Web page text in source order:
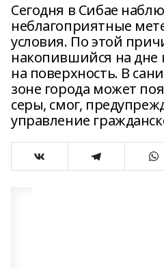
Сегодня в Сибае
неблагоприятные
условия. По этой
накопившийся на дне
на поверхность. В
зоне города может
серы, смог,
управление